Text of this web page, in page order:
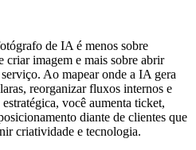
de IA é menos sobre
criar imagem e mais sobre abrir
Ao mapear onde a IA gera
reorganizar fluxos internos e
você aumenta ticket,
diante de clientes que
criatividade e tecnologia.